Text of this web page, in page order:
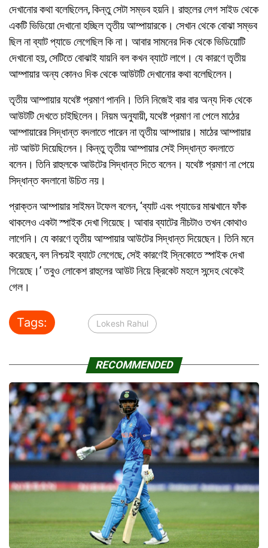
দেখানোর কথা বলেছিলেন, কিন্তু সেটা সম্ভব হয়নি। রাহুলের লেগ সাইড থেকে
একটি ভিডিয়ো দেখানো হচ্ছিল তৃতীয় আম্পায়ারকে। সেখান থেকে বোঝা সম্ভব
ছিল না ব্যাট প্যাডে লেগেছিল কি না। আবার সামনের দিক থেকে ভিডিয়োটি
দেখানো হয়, সেটিতে বোঝাই যায়নি বল কখন ব্যাটে লাগে। যে কারণে তৃতীয়
আম্পায়ার অন্য কোনও দিক থেকে আউটটি দেখানোর কথা বলেছিলেন।
তৃতীয় আম্পায়ার যথেষ্ট প্রমাণ পাননি। তিনি নিজেই বার বার অন্য দিক থেকে
আউটটি দেখতে চাইছিলেন। নিয়ম অনুযায়ী, যথেষ্ট প্রমাণ না পেলে মাঠের
আম্পায়ারের সিদ্ধান্ত বদলাতে পারেন না তৃতীয় আম্পায়ার। মাঠের আম্পায়ার
নট আউট দিয়েছিলেন। কিন্তু তৃতীয় আম্পায়ার সেই সিদ্ধান্ত বদলাতে
বলেন। তিনি রাহুলকে আউটের সিদ্ধান্ত দিতে বলেন। যথেষ্ট প্রমাণ না পেয়ে
সিদ্ধান্ত বদলানো উচিত নয়।
প্রাক্তন আম্পায়ার সাইমন টফেল বলেন, ‘ব্যাট এবং প্যাডের মাঝখানে ফাঁক
থাকলেও একটা স্পাইক দেখা গিয়েছে। আবার ব্যাটের নীচটাও তখন কোথাও
লাগেনি। যে কারণে তৃতীয় আম্পায়ার আউটের সিদ্ধান্ত দিয়েছেন। তিনি মনে
করেছেন, বল নিশ্চয়ই ব্যাটে লেগেছে, সেই কারণেই স্নিকোতে স্পাইক দেখা
গিয়েছে।’ তবুও লোকেশ রাহুলের আউট নিয়ে ক্রিকেট মহলে সন্দেহ থেকেই
গেল।
Tags: Lokesh Rahul
RECOMMENDED